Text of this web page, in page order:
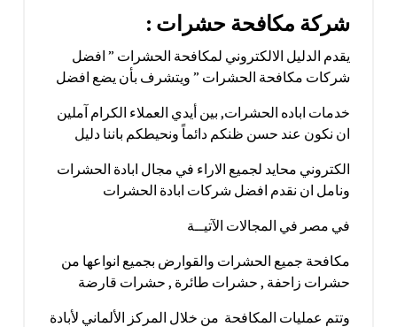
شركة مكافحة حشرات :
يقدم الدليل الالكتروني لمكافحة الحشرات ” افضل
شركات مكافحة الحشرات ” ويتشرف بأن يضع افضل
خدمات اباده الحشرات, بين أيدي العملاء الكرام آملين
ان نكون عند حسن ظنكم دائماً ونحيطكم باننا دليل
الكتروني محايد لجميع الاراء في مجال ابادة الحشرات
ونامل ان نقدم افضل شركات ابادة الحشرات
في مصر في المجالات الآتيــة
مكافحة جميع الحشرات والقوارض بجميع انواعها من
حشرات زاحفة , حشرات طائرة , حشرات قارضة
وتتم عمليات المكافحة من خلال المركز الألماني لأبادة